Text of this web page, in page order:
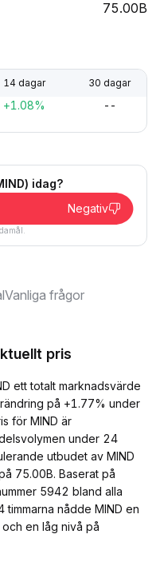
75.00B
14 dagar 30 dagar
+1.08% --
idag?
Negativ
Vanliga frågor
pris
ett totalt marknadsvärde
på +1.77% under
för MIND är
under 24
utbudet av MIND
75.00B. Baserat på
5942 bland alla
nådde MIND en
en låg nivå på